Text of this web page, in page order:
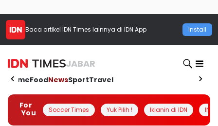
Baca artikel IDN Times lainnya di IDN App Install
JABAR
HomeFoodNewsSportTravel
For
You
Soccer Times Yuk Pilih ! Iklanin di IDN